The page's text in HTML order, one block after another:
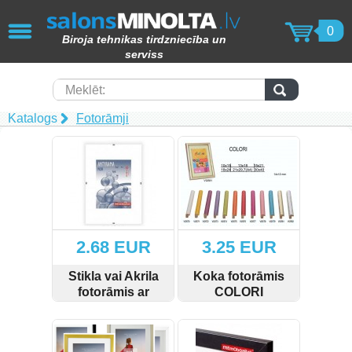
Biroja tehnikas tirdzniecība un
serviss
0
Meklēt:
Katalogs Fotorāmji
2.68 EUR
Stikla vai Akrila
fotorāmis ar
SKATĪT
3.25 EUR
Koka fotorāmis
COLORI
SKATĪT
AIZVĒRT
KOPĒTĀJI / PRINTERI / SKENERI
(49)
Papīra smalcinātāji (62)
Laminēšanas iekārtas (15)
Iesiešanas tehnika (17)
Tāfeles (69)
Molberti (4)
Papīra produkcija (82)
Laminēšanas kabatiņas (15)